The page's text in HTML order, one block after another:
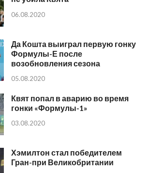
06.08.2020
Да Кошта выиграл первую гонку
Формулы-Е после
возобновления сезона
05.08.2020
Квят попал в аварию во время
гонки «Формулы-1»
03.08.2020
Хэмилтон стал победителем
Гран-при Великобритании